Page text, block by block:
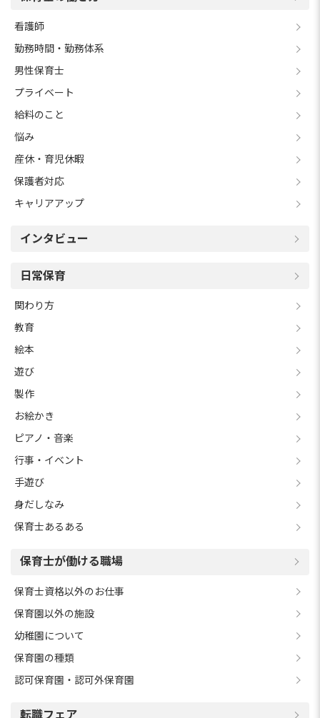
看護師
勤務時間・勤務体系
男性保育士
プライベート
給料のこと
悩み
産休・育児休暇
保護者対応
キャリアアップ
インタビュー
日常保育
関わり方
教育
絵本
遊び
製作
お絵かき
ピアノ・音楽
行事・イベント
手遊び
身だしなみ
保育士あるある
保育士が働ける職場
保育士資格以外のお仕事
保育園以外の施設
幼稚園について
保育園の種類
認可保育園・認可外保育園
転職フェア